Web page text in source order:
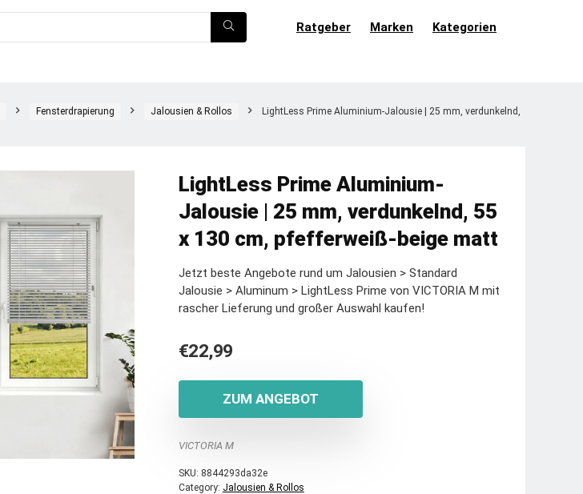
Ratgeber Marken Kategorien
Fensterdrapierung Jalousien & Rollos
LightLess Prime Aluminium-Jalousie | 25 mm, verdunkelnd,
LightLess Prime Aluminium-
Jalousie | 25 mm, verdunkelnd, 55
x 130 cm, pfefferweiß-beige matt
Jetzt beste Angebote rund um Jalousien > Standard
Jalousie > Aluminum > LightLess Prime von VICTORIA M mit
rascher Lieferung und großer Auswahl kaufen!
€22,99
ZUM ANGEBOT
VICTORIA M
SKU: 8844293da32e
Category: Jalousien & Rollos